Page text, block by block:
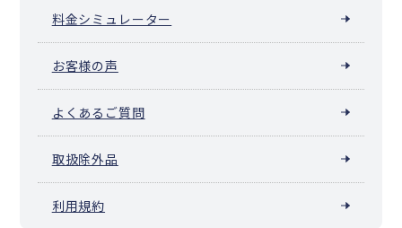
料金シミュレーター
お客様の声
よくあるご質問
取扱除外品
利用規約